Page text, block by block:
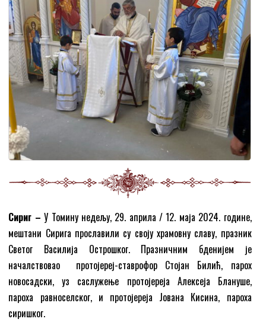
Сириг – У Томину недељу, 29. априла / 12. маја 2024. године,
мештани Сирига прославили су своју храмовну славу, празник
Светог Василија Острошког. Празничним бденијем је
началствовао протојереј-ставрофор Стојан Билић, парох
новосадски, уз саслужење протојереја Алексеја Блануше,
пароха равноселског, и протојереја Јована Кисина, пароха
сиришког.